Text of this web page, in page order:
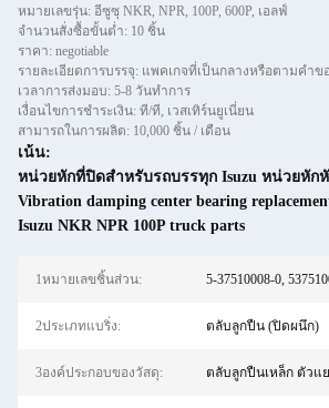
หมายเลขรุ่น: อีซูซุ NKR, NPR, 100P, 600P, เอลฟ์
จำนวนสั่งซื้อขั้นต่ำ: 10 ชิ้น
ราคา: negotiable
รายละเอียดการบรรจุ: แพคเกจที่เป็นกลางหรือตามคำข
เวลาการส่งมอบ: 5-8 วันทำการ
เงื่อนไขการชำระเงิน: ที/ที, เวสเทิร์นยูเนี่ยน
สามารถในการผลิต: 10,000 ชิ้น / เดือน
เน้น:
หน่วยหักที่ปิดสําหรับรถบรรทุก Isuzu หน่วยหัก
Vibration damping center bearing
Isuzu NKR NPR 100P truck parts
1หมายเลขชิ้นส่วน: 5-37510008-0,
2ประเภทแบริ่ง: ตลับลูกปืน (ปิดผนึก)
3องค์ประกอบของวัสดุ: ตลับลูกปืนเหล็ก ตัวแ